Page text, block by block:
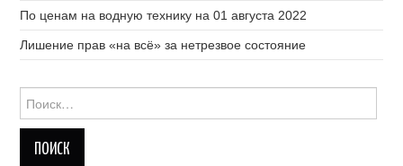
По ценам на водную технику на 01 августа 2022
Лишение прав «на всё» за нетрезвое состояние